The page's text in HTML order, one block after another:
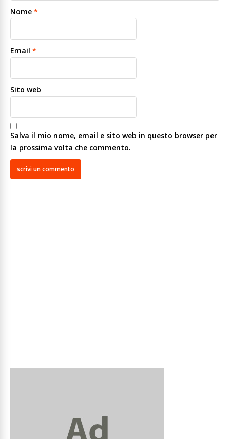
Nome *
Email *
Sito web
Salva il mio nome, email e sito web in questo browser per
la prossima volta che commento.